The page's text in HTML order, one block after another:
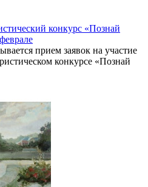
конкурс «Познай
прием заявок на участие
конкурсе «Познай